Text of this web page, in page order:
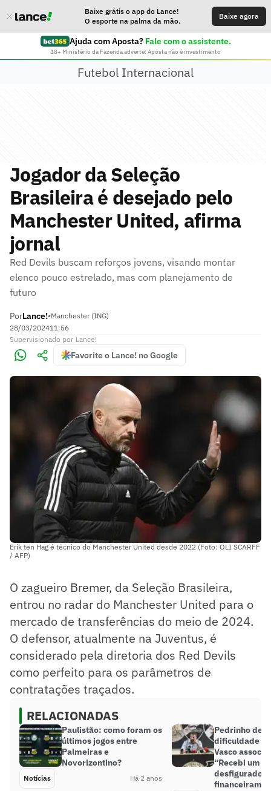
Baixe grátis o app do Lance!
O esporte na palma da mão.
Baixe agora
Ajuda com Aposta? Fale com o assistente.
18+ Ministério da Fazenda adverte: Aposta não é investimento
Futebol Internacional
Jogador da Seleção
Brasileira é desejado pelo
Manchester United, afirma
jornal
Red Devils buscam reforços jovens, visando montar
elenco pouco estrelado, mas com planejamento de
futuro
PorLance!•Manchester (ING)
28/03/202411:56
Supervisionado por Lance!
Favorite o Lance! no Google
Erik ten Hag é técnico do Manchester United desde 2022 (Foto: OLI SCARFF
/ AFP)
O zagueiro Bremer, da Seleção Brasileira,
entrou no radar do Manchester United para o
mercado de transferências do meio de 2024.
O defensor, atualmente na Juventus, é
considerado pela diretoria dos Red Devils
como perfeito para os parâmetros de
contratações traçados.
RELACIONADAS
Paulistão: como foram os
últimos jogos entre
Palmeiras e
Novorizontino?
Notícias Há 2 anos
Pedrinho
dificuldade
Vasco
“Recebi um
desfigurado